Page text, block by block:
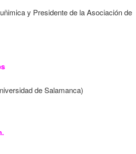
y Presidente de la Asociación de
de Salamanca)